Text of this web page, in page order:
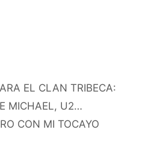
EL CLAN TRIBECA:
MICHAEL, U2…
CON MI TOCAYO